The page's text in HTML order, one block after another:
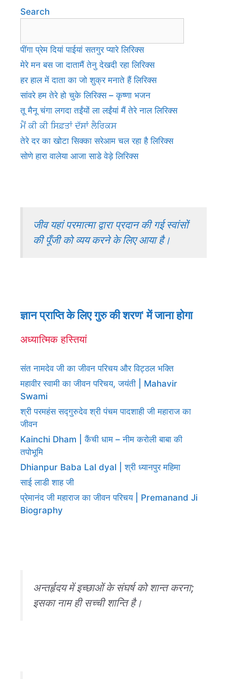
Search
पींगा प्रेम दियां पाईयां सतगुर प्यारे लिरिक्स
मेरे मन बस जा दातामैं तेनु देखदी रहा लिरिक्स
हर हाल में दाता का जो शुक्र मनाते हैं लिरिक्स
सांवरे हम तेरे हो चुके लिरिक्स – कृष्णा भजन
तू मैनू चंगा लगदा तईंयों ला लईंयां मैं तेरे नाल लिरिक्स
ਮੈਂ ਕੀ ਕੀ ਸਿਫ਼ਤਾਂ ਦੱਸਾਂ ਲੈਰਿਕਸ
तेरे दर का खोटा सिक्का सरेआम चल रहा है लिरिक्स
सोणे हारा वालेया आजा साडे वेड़े लिरिक्स
जीव यहां परमात्मा द्वारा प्रदान की गई स्वांसों
की पूँजी को व्यय करने के लिए आया है।
ज्ञान प्राप्ति के लिए गुरु की शरण' में जाना होगा
अध्यात्मिक हस्तियां
संत नामदेव जी का जीवन परिचय और विट्ठल भक्ति
महावीर स्वामी का जीवन परिचय, जयंती | Mahavir
Swami
श्री परमहंस सद्गुरुदेव श्री पंचम पादशाही जी महाराज का
जीवन
Kainchi Dham | कैंची धाम – नीम करोली बाबा की
तपोभूमि
Dhianpur Baba Lal dyal | श्री ध्यानपुर महिमा
साई लाडी शाह जी
प्रेमानंद जी महाराज का जीवन परिचय | Premanand Ji
Biography
अन्तर्हृदय में इच्छाओं के संघर्ष को शान्त करना;
इसका नाम ही सच्ची शान्ति है।